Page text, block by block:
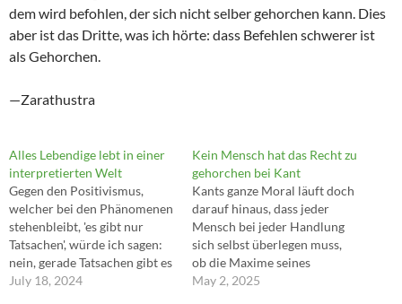
dem wird befohlen, der sich nicht selber gehorchen kann. Dies
aber ist das Dritte, was ich hörte: dass Befehlen schwerer ist
als Gehorchen.
—Zarathustra
Alles Lebendige lebt in einer
interpretierten Welt
Gegen den Positivismus,
welcher bei den Phänomenen
stehenbleibt, 'es gibt nur
Tatsachen', würde ich sagen:
nein, gerade Tatsachen gibt es
nicht, nur Interpretationen.
July 18, 2024
Kein Mensch hat das Recht zu
gehorchen bei Kant
Kants ganze Moral läuft doch
darauf hinaus, dass jeder
Mensch bei jeder Handlung
sich selbst überlegen muss,
ob die Maxime seines
Handelns zum allgemeinen
May 2, 2025